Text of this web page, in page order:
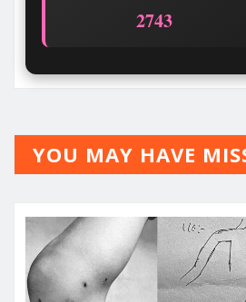
2743
YOU MAY HAVE